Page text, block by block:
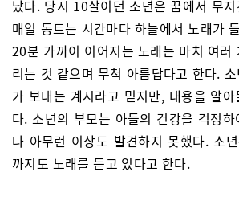
났다. 당시 10살이던 소년은 꿈에서 무
매일 동트는 시간마다 하늘에서 노래가
20분 가까이 이어지는 노래는 마치 여러
리는 것 같으며 무척 아름답다고 한다.
가 보내는 계시라고 믿지만, 내용을 알
다. 소년의 부모는 아들의 건강을 걱정
나 아무런 이상도 발견하지 못했다. 소
까지도 노래를 듣고 있다고 한다.